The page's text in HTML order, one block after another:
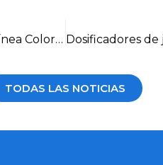
Estilo y funcionalidad con el dispensador Art. 708 de la línea Colored
TODAS LAS NOTICIAS